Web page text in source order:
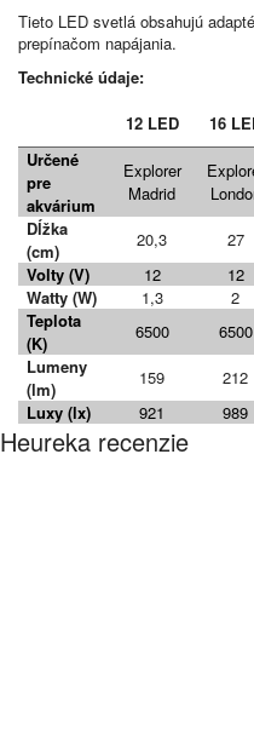
Tieto LED svetlá obsahujú
prepínačom napájania.
Technické údaje:
12 LED
16
Určené
pre
akvárium
Explorer
Madrid
Dĺžka
(cm)
20,3 27
Volty (V)
12 12
Watty (W)
1,3 2
Teplota
(K)
6500 6500
Lumeny
(lm)
159 212
Luxy (lx)
921 989
Heureka recenzie